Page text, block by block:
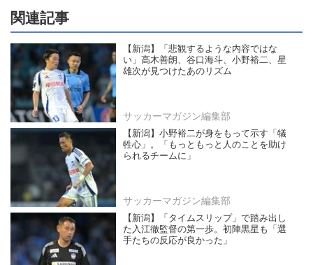
関連記事
【新潟】「悲観するような内容ではな
い」高木善朗、谷口海斗、小野裕二、星
雄次が見つけたあのリズム
サッカーマガジン編集部
【新潟】小野裕二が身をもって示す「犠
牲心」。「もっともっと人のことを助け
られるチームに」
サッカーマガジン編集部
【新潟】「タイムスリップ」で踏み出し
た入江徹監督の第一歩。初陣黒星も「選
手たちの反応が良かった」